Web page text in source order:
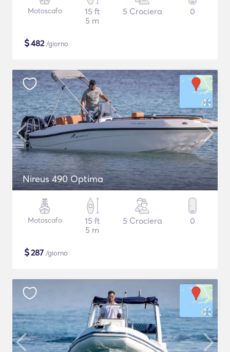
Motoscafo
15 ft
5 m
5 Crociera 0
$482/giorno
Nireus 490 Optima
Motoscafo
15 ft
5 m
5 Crociera 0
$287 /giorno